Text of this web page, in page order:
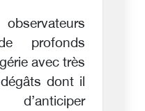
profonds
avec très
dont il